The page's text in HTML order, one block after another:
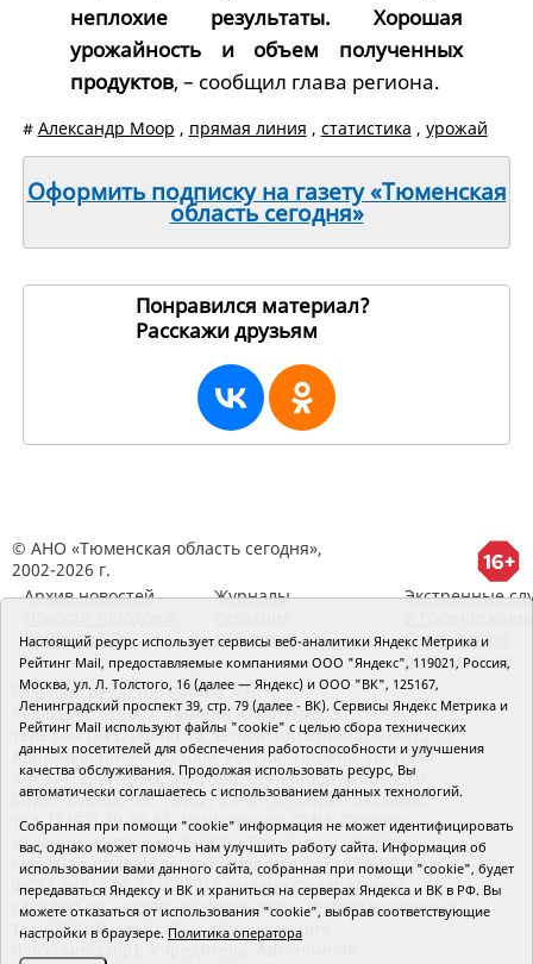
неплохие результаты. Хорошая
урожайность и объем полученных
продуктов, – сообщил глава региона.
# Александр Моор , прямая линия , статистика , урожай
Оформить подписку на газету «Тюменская
область сегодня»
Понравился материал?
Расскажи друзьям
© АНО «Тюменская область сегодня»,
2002-2026 г.
Архив новостей
районов ТО
Журналы
RSS поток
Экстренные
Сведения об
организации
Главный редактор Рябков А.В.
Редакция: 625002, Тюмень, Осипенко, 81,
телефон (3452)49-00-18, e-mail: tumentoday@obl72.ru
Адрес для писем: 625000, Россия, Тюмень, Почтамт,
а/я 371. Для пресс-релизов: tumentoday@obl72.ru.
Отдел писем: тел. (3452) 39-90-59. Отдел рекламы:
тел. (3452) 39-90-51. Регистрация СМИ: Сетевое
издание «Интернет-газета «Тюменская область
сегодня», свидетельство о регистрации СМИ Эл №
ФС77-64918 от 24.02.2016 выдано Федеральной
службой по надзору в сфере связи, информационных
технологий и массовых коммуникаций
Настоящий ресурс использует сервисы веб-аналитики Яндекс Метрика и
Рейтинг Mail, предоставляемые компаниями ООО "Яндекс", 119021, Россия,
Москва, ул. Л. Толстого, 16 (далее — Яндекс) и ООО "ВК", 125167,
Ленинградский проспект 39, стр. 79 (далее - ВК). Сервисы Яндекс Метрика и
Рейтинг Mail используют файлы "cookie" с целью сбора технических
данных посетителей для обеспечения работоспособности и улучшения
качества обслуживания. Продолжая использовать ресурс, Вы
автоматически соглашаетесь с использованием данных технологий.
Собранная при помощи "cookie" информация не может идентифицировать
вас, однако может помочь нам улучшить работу сайта. Информация об
использовании вами данного сайта, собранная при помощи "cookie", будет
передаваться Яндексу и ВК и храниться на серверах Яндекса и ВК в РФ. Вы
можете отказаться от использования "cookie", выбрав соответствующие
настройки в браузере. Политика оператора